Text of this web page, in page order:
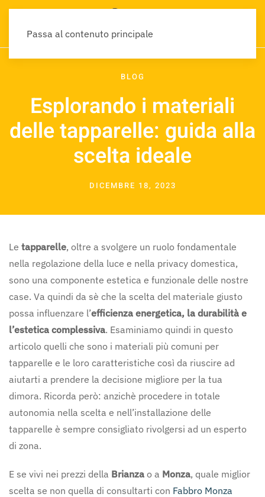
Passa al contenuto principale
BLOG
Esplorando i materiali
delle tapparelle: guida alla
scelta ideale
DICEMBRE 18, 2023
Le tapparelle, oltre a svolgere un ruolo fondamentale
nella regolazione della luce e nella privacy domestica,
sono una componente estetica e funzionale delle nostre
case. Va quindi da sè che la scelta del materiale giusto
possa influenzare l’efficienza energetica, la durabilità e
l’estetica complessiva. Esaminiamo quindi in questo
articolo quelli che sono i materiali più comuni per
tapparelle e le loro caratteristiche così da riuscire ad
aiutarti a prendere la decisione migliore per la tua
dimora. Ricorda però: anzichè procedere in totale
autonomia nella scelta e nell’installazione delle
tapparelle è sempre consigliato rivolgersi ad un esperto
di zona.
E se vivi nei prezzi della Brianza o a Monza, quale miglior
scelta se non quella di consultarti con Fabbro Monza